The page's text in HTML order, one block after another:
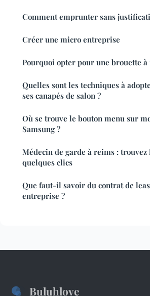
Comment emprunter sans
Créer une micro entreprise
Pourquoi opter pour une brouette à
Quelles sont les techniques à
ses canapés de salon ?
Où se trouve le bouton menu sur
Samsung ?
Médecin de garde à reims :
quelques clics
Que faut-il savoir du contrat de
entreprise ?
Buluhlove